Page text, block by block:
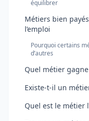
équilibrer
Métiers bien
l’emploi
Pourquoi certains
d’autres
Quel métier
Existe-t-il un
Quel est le métier